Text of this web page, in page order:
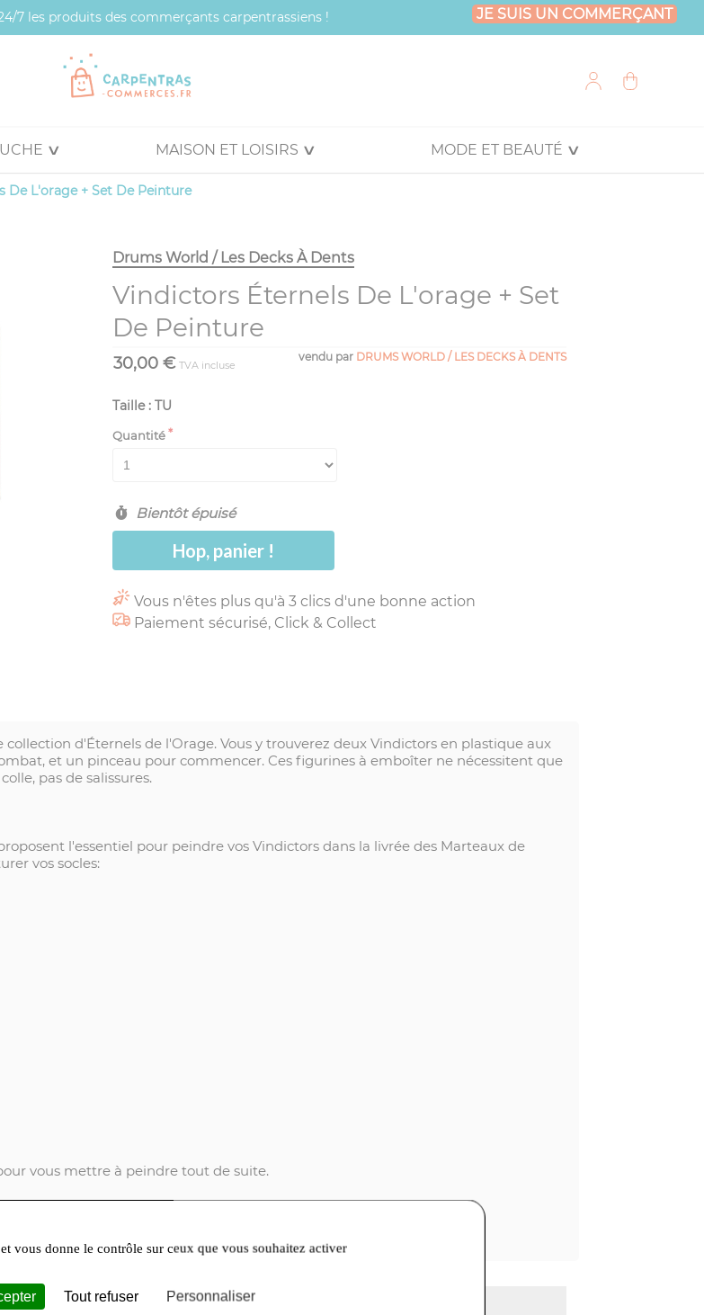
7 les produits des commerçants carpentrassiens ! JE SUIS UN COMMERÇANT
MAISON ET LOISIRS MODE ET BEAUTÉ
De L'orage + Set De Peinture
Drums World / Les Decks À Dents
Vindictors Éternels De L'orage + Set
De Peinture
vendu par DRUMS WORLD / LES DECKS À DENTS
30,00 € TVA incluse
Taille : TU
Quantité
Bientôt épuisé
Hop, panier !
Vous n'êtes plus qu'à 3 clics d'une bonne action
Paiement sécurisé, Click & Collect
d'Éternels de l'Orage. Vous y trouverez deux Vindictors en plastique aux
et un pinceau pour commencer. Ces figurines à emboîter ne nécessitent que
pas de salissures.
l'essentiel pour peindre vos Vindictors dans la livrée des Marteaux de
vos socles:
vous mettre à peindre tout de suite.
assemblage.
vous donne le contrôle sur ceux que vous souhaitez activer
Tout refuser Personnaliser